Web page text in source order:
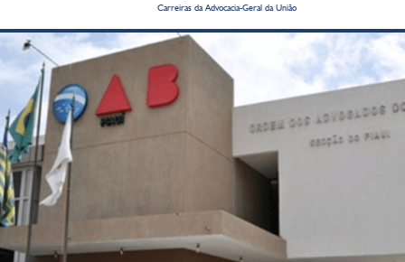
Carreiras da Advocacia-Geral da União